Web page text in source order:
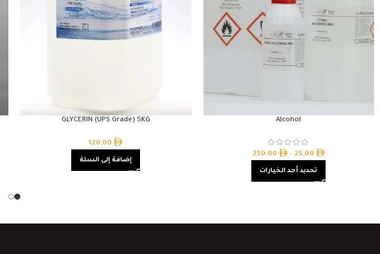
Alcohol
25,00
–
250,00
تحديد أحد الخيارات
GLYCERIN (UPS Grade) 5KG
120,00
إضافة إلى السلة